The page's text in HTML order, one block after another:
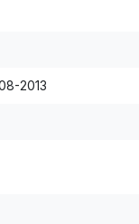
(Trade-In).
юридичний
з
2013